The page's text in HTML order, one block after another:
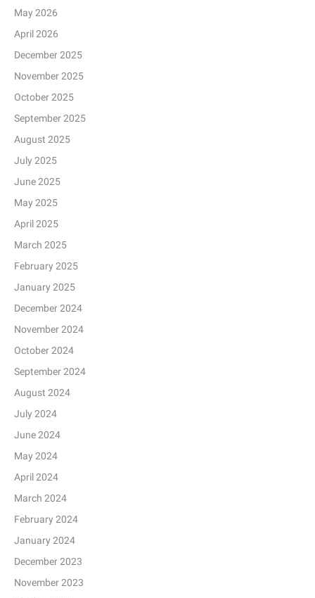
May 2026
April 2026
December 2025
November 2025
October 2025
September 2025
August 2025
July 2025
June 2025
May 2025
April 2025
March 2025
February 2025
January 2025
December 2024
November 2024
October 2024
September 2024
August 2024
July 2024
June 2024
May 2024
April 2024
March 2024
February 2024
January 2024
December 2023
November 2023